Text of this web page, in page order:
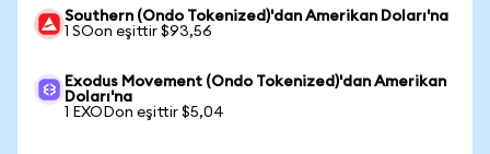
Southern (Ondo Tokenized)'dan Amerikan Doları'na
1 SOon eşittir $93,56
Exodus Movement (Ondo Tokenized)'dan Amerikan
Doları'na
1 EXODon eşittir $5,04